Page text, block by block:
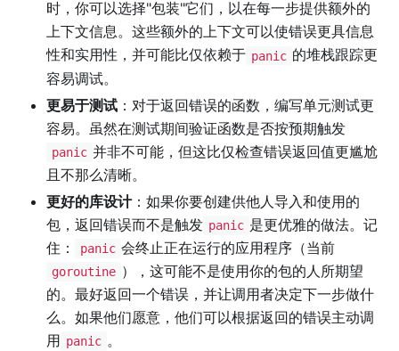
时，你可以选择"包装"它们，以在每一步提供额外的
上下文信息。这些额外的上下文可以使错误更具信息
性和实用性，并可能比仅依赖于 panic 的堆栈跟踪更
容易调试。
更易于测试 ：对于返回错误的函数，编写单元测试更
容易。虽然在测试期间验证函数是否按预期触发
panic 并非不可能，但这比仅检查错误返回值更尴尬
且不那么清晰。
更好的库设计：如果你要创建供他人导入和使用的
包，返回错误而不是触发 panic 是更优雅的做法。记
住：
panic 会终止正在运行的应用程序（当前
goroutine ），这可能不是使用你的包的人所期望
的。最好返回一个错误，并让调用者决定下一步做什
么。如果他们愿意，他们可以根据返回的错误主动调
用 panic 。